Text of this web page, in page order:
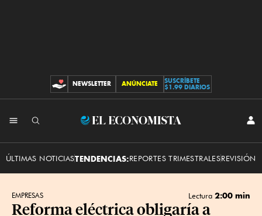
CONTRIBUCIONES
NEWSLETTER ANÚNCIATE
SUSCRÍBETE
$1.99 DIARIOS
El
ÚLTIMAS NOTICIASTENDENCIAS:REPORTES TRIMESTRALESREVISIÓN
EMPRESAS Lectura 2:00 min
Reforma eléctrica obligaría a